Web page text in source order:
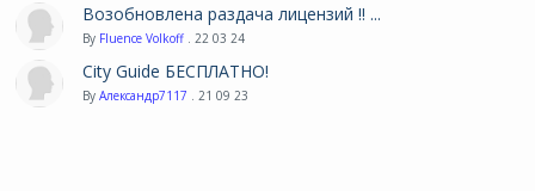
Возобновлена раздача лицензий !! ...
By Fluence Volkoff . 22 03 24
City Guide БЕСПЛАТНО!
By Александр7117 . 21 09 23